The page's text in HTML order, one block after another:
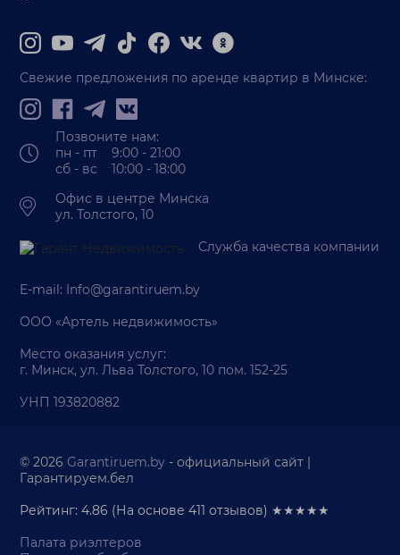
Свежие предложения по аренде квартир в Минске:
Позвоните нам:
пн - пт 9:00 - 21:00
сб - вс 10:00 - 18:00
Офис в центре Минска
ул. Толстого, 10
Служба качества компании
E-mail: Info@garantiruem.by
ООО «Артель недвижимость»
Место оказания услуг:
г. Минск, ул. Льва Толстого, 10 пом. 152-25
УНП 193820882
© 2026Garantiruem.by - официальный сайт |
Гарантируем.бел
Рейтинг: 4.86 (На основе411 отзывов) ★★★★★
Палата риэлтеров